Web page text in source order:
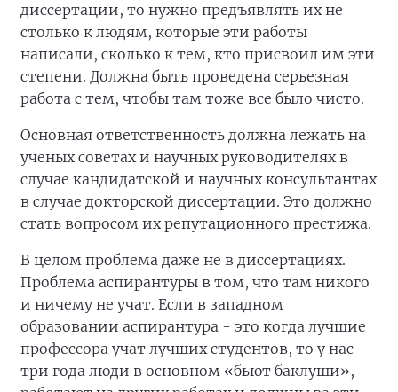
диссертации, то нужно предъявлять их не
столько к людям, которые эти работы
написали, сколько к тем, кто присвоил им эти
степени. Должна быть проведена серьезная
работа с тем, чтобы там тоже все было чисто.
Основная ответственность должна лежать на
ученых советах и научных руководителях в
случае кандидатской и научных консультантах
в случае докторской диссертации. Это должно
стать вопросом их репутационного престижа.
В целом проблема даже не в диссертациях.
Проблема аспирантуры в том, что там никого
и ничему не учат. Если в западном
образовании аспирантура - это когда лучшие
профессора учат лучших студентов, то у нас
три года люди в основном «бьют баклуши»,